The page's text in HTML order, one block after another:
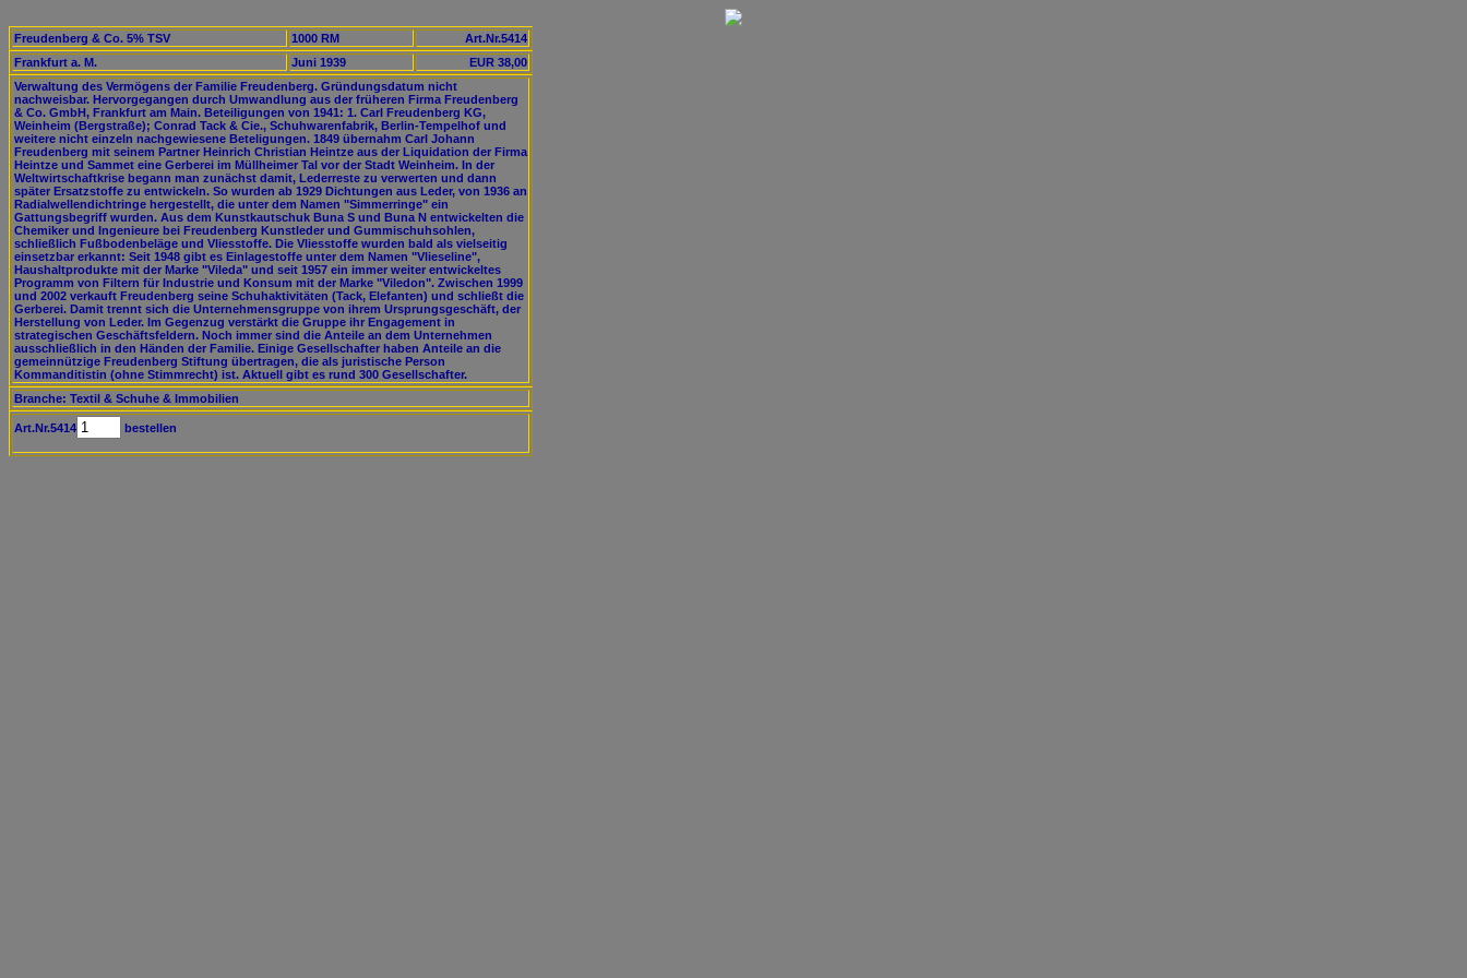
Freudenberg & Co. 5% TSV 1000 RM
Art.Nr.5414
Frankfurt a. M.
Juni 1939
EUR 38,00
Verwaltung des Vermögens der Familie Freudenberg. Gründungsdatum nicht
nachweisbar. Hervorgegangen durch Umwandlung aus der früheren Firma Freudenberg
& Co. GmbH, Frankfurt am Main. Beteiligungen von 1941: 1. Carl Freudenberg KG,
Weinheim (Bergstraße); Conrad Tack & Cie., Schuhwarenfabrik, Berlin-Tempelhof und
weitere nicht einzeln nachgewiesene Beteligungen. 1849 übernahm Carl Johann
Freudenberg mit seinem Partner Heinrich Christian Heintze aus der Liquidation der Firma
Heintze und Sammet eine Gerberei im Müllheimer Tal vor der Stadt Weinheim. In der
Weltwirtschaftkrise begann man zunächst damit, Lederreste zu verwerten und dann
später Ersatzstoffe zu entwickeln. So wurden ab 1929 Dichtungen aus Leder, von 1936 an
Radialwellendichtringe hergestellt, die unter dem Namen "Simmerringe" ein
Gattungsbegriff wurden. Aus dem Kunstkautschuk Buna S und Buna N entwickelten die
Chemiker und Ingenieure bei Freudenberg Kunstleder und Gummischuhsohlen,
schließlich Fußbodenbeläge und Vliesstoffe. Die Vliesstoffe wurden bald als vielseitig
einsetzbar erkannt: Seit 1948 gibt es Einlagestoffe unter dem Namen "Vlieseline",
Haushaltprodukte mit der Marke "Vileda" und seit 1957 ein immer weiter entwickeltes
Programm von Filtern für Industrie und Konsum mit der Marke "Viledon". Zwischen 1999
und 2002 verkauft Freudenberg seine Schuhaktivitäten (Tack, Elefanten) und schließt die
Gerberei. Damit trennt sich die Unternehmensgruppe von ihrem Ursprungsgeschäft, der
Herstellung von Leder. Im Gegenzug verstärkt die Gruppe ihr Engagement in
strategischen Geschäftsfeldern. Noch immer sind die Anteile an dem Unternehmen
ausschließlich in den Händen der Familie. Einige Gesellschafter haben Anteile an die
gemeinnützige Freudenberg Stiftung übertragen, die als juristische Person
Kommanditistin (ohne Stimmrecht) ist. Aktuell gibt es rund 300 Gesellschafter.
Branche: Textil & Schuhe & Immobilien
Art.Nr.5414 bestellen